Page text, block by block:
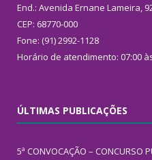
End.: Avenida Ernane Lameira,
CEP: 68770-000
Fone: (91) 2992-1128
Horário de atendimento: 07:00
ÚLTIMAS PUBLICAÇÕES
5ª CONVOCAÇÃO – CONCURSO